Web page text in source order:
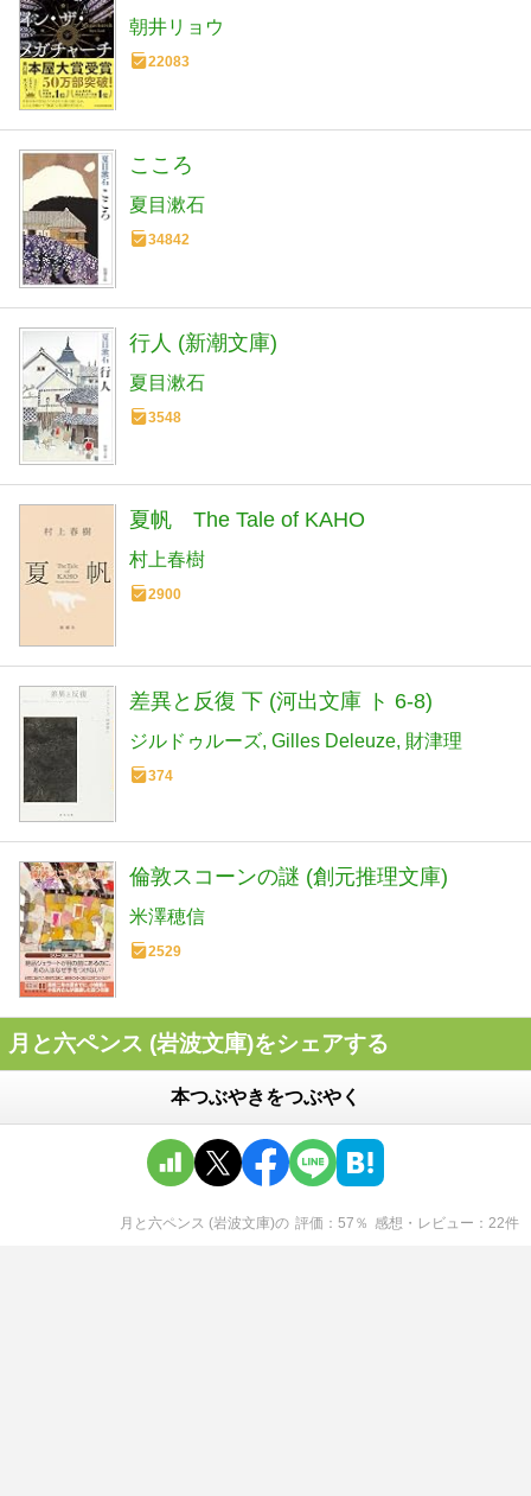
朝井リョウ
22083
こころ
夏目漱石
34842
行人 (新潮文庫)
夏目漱石
3548
夏帆 The Tale of KAHO
村上春樹
2900
差異と反復 下 (河出文庫 ト 6-8)
ジルドゥルーズ Gilles Deleuze 財津理
374
倫敦スコーンの謎 (創元推理文庫)
米澤穂信
2529
月と六ペンス (岩波文庫)をシェアする
本つぶやきをつぶやく
月と六ペンス (岩波文庫)の 評価 57 ％ 感想・レビュー 22件